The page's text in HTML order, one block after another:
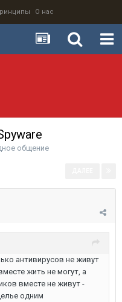
О нас
общение
антивирусов не живут
жить не могут, а
вместе не живут -
одним